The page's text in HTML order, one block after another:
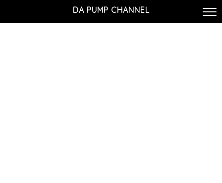
DA PUMP CHANNEL